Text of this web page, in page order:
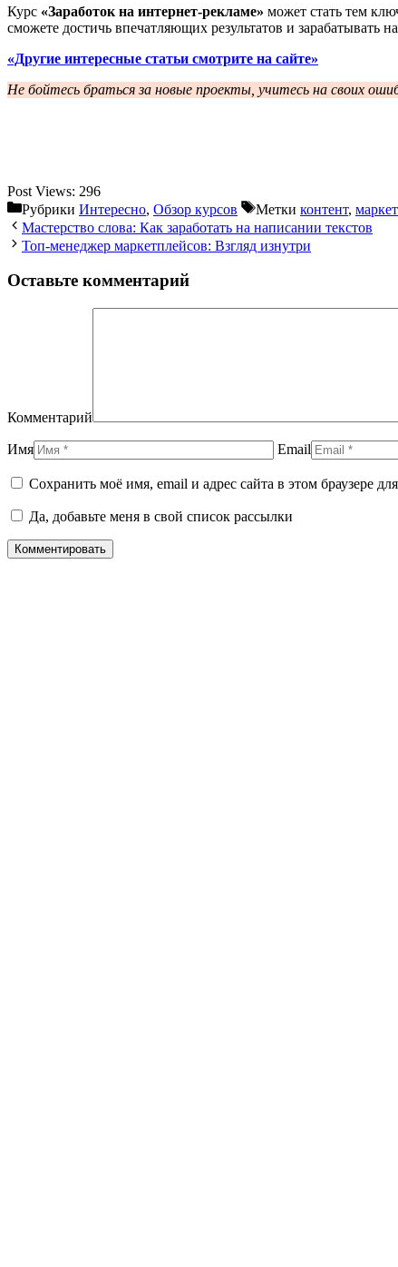
Курс «Заработок на интернет-рекламе» может стать тем
сможете достичь впечатляющих результатов и зарабатывать
«Другие интересные статьи смотрите на сайте»
Не бойтесь браться за новые проекты, учитесь на своих
Post Views: 296
Рубрики Интересно, Обзор курсов Метки контент,
Мастерство слова: Как заработать на написании текстов
Топ-менеджер маркетплейсов: Взгляд изнутри
Оставьте комментарий
Комментарий
Имя Email
Сохранить моё имя, email и адрес сайта в этом браузере
Да, добавьте меня в свой список рассылки